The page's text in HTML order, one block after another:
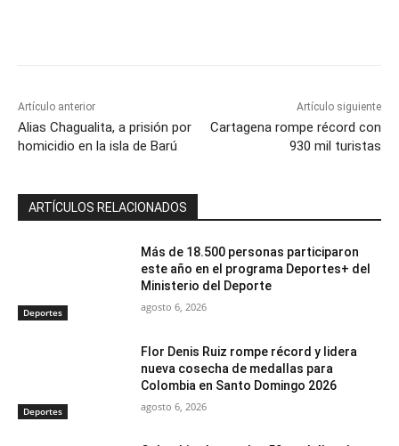
Artículo anterior
Alias Chagualita, a prisión por
homicidio en la isla de Barú
Artículo siguiente
Cartagena rompe récord con
930 mil turistas
ARTÍCULOS RELACIONADOS
Deportes
Más de 18.500 personas participaron
este año en el programa Deportes+ del
Ministerio del Deporte
agosto 6, 2026
Deportes
Flor Denis Ruiz rompe récord y lidera
nueva cosecha de medallas para
Colombia en Santo Domingo 2026
agosto 6, 2026